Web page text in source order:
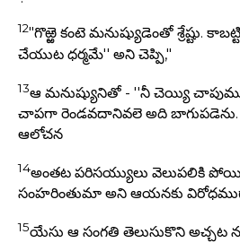
12"గొఱ్ఱె కంటె మనుష్యుడెంతో శ్రేష్టు.
చేయుట ధర్మమే'' అని చెప్పి,"
13ఆ మనుష్యునితో - ''నీ చెయ్యి
చాపగా రెండవదానివలె అది బాగుపడెను.
ఆలోచన
14అంతట పరిసయ్యులు వెలుపలికి
సంహరింతుమా అని ఆయనకు
15యేసు ఆ సంగతి తెలుసుకొని అచ్చట